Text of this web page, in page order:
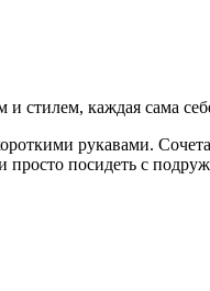
стилем, каждая сама
рукавами.
просто посидеть с